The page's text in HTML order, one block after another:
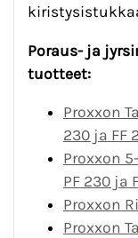
Poraus- ja
tuotteet:
Proxxon
230 ja FF
Proxxon
PF 230 ja
Proxxon
Proxxon